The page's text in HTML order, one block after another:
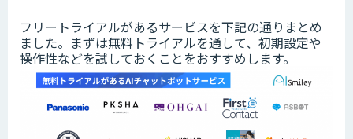
フリートライアルがあるサービスを下記の通りまとめ
ました。まずは無料トライアルを通して、初期設定や
操作性などを試しておくことをおすすめします。